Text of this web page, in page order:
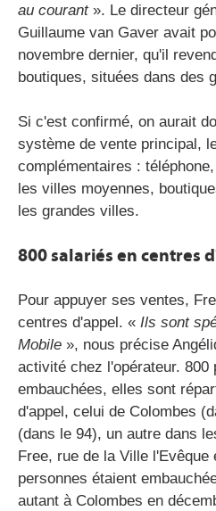
au courant». Le directeur
Guillaume van Gaver avait
novembre dernier, qu'il
boutiques, situées dans des
Si c'est confirmé, on aurait
système de vente principal,
complémentaires :
les villes moyennes,
les grandes villes.
800 salariés en centres
Pour appuyer ses ventes,
centres d'appel. « Ils sont
Mobile », nous précise
activité chez l'opérateur. 800
embauchées, elles sont
d'appel, celui de Colombes
(dans le 94), un autre dans
Free, rue de la Ville l'Evêque
personnes étaient
autant à Colombes en